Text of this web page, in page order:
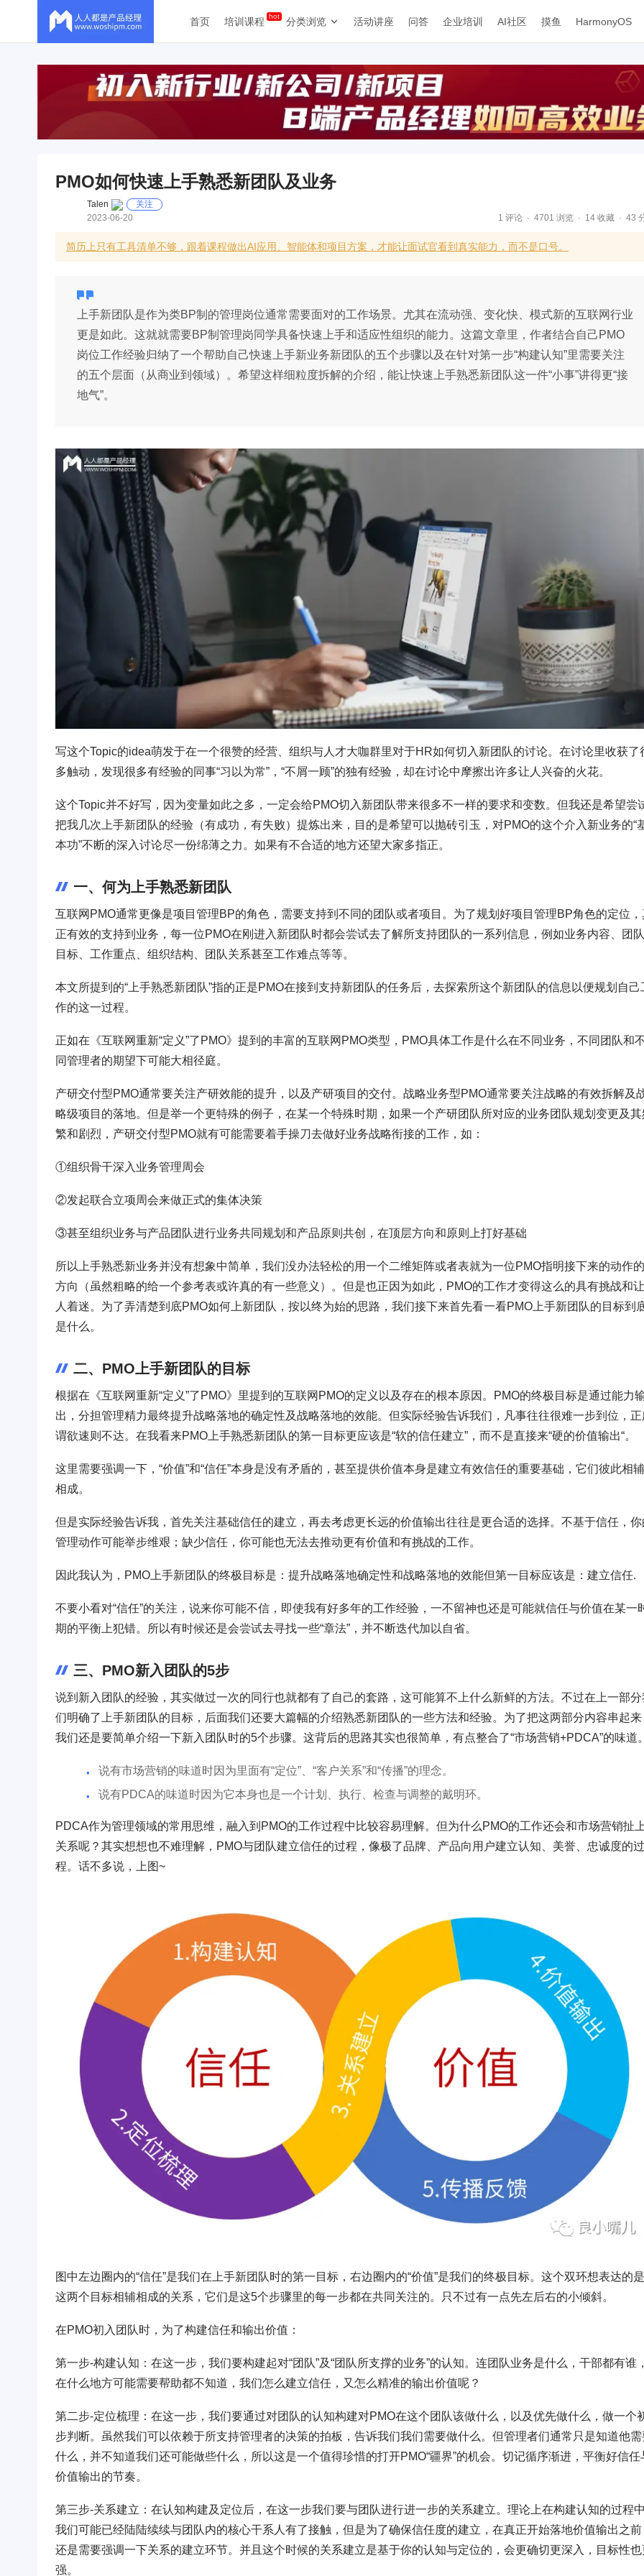
首页 培训课程 分类浏览 活动讲座 问答 企业培训 AI社区 摸鱼 HarmonyOS
PMO如何快速上手熟悉新团队及业务
Talen
关注
2023-06-20
1 评论 4701 浏览 14 收藏 43
简历上只有工具清单不够，跟着课程做出AI应用、智能体和项目方案，才能让面试官看到真实能力，而不是口号。
上手新团队是作为类BP制的管理岗位通常需要面对的工作场景。尤其在流动强、变化快、模式新的互联网行业
更是如此。这就就需要BP制管理岗同学具备快速上手和适应性组织的能力。这篇文章里，作者结合自己PMO
岗位工作经验归纳了一个帮助自己快速上手新业务新团队的五个步骤以及在针对第一步“构建认知”里需要关注
的五个层面（从商业到领域）。希望这样细粒度拆解的介绍，能让快速上手熟悉新团队这一件“小事”讲得更“接
地气”。
写这个Topic的idea萌发于在一个很赞的经营、组织与人才大咖群里对于HR如何切入新团队的讨论。在讨论里收获了
多触动，发现很多有经验的同事“习以为常”，“不屑一顾”的独有经验，却在讨论中摩擦出许多让人兴奋的火花。
这个Topic并不好写，因为变量如此之多，一定会给PMO切入新团队带来很多不一样的要求和变数。但我还是希望尝
把我几次上手新团队的经验（有成功，有失败）提炼出来，目的是希望可以抛砖引玉，对PMO的这个介入新业务的“
本功”不断的深入讨论尽一份绵薄之力。如果有不合适的地方还望大家多指正。
一、何为上手熟悉新团队
互联网PMO通常更像是项目管理BP的角色，需要支持到不同的团队或者项目。为了规划好项目管理BP角色的定位，
正有效的支持到业务，每一位PMO在刚进入新团队时都会尝试去了解所支持团队的一系列信息，例如业务内容、团队
目标、工作重点、组织结构、团队关系甚至工作难点等等。
本文所提到的“上手熟悉新团队”指的正是PMO在接到支持新团队的任务后，去探索所这个新团队的信息以便规划自己
作的这一过程。
正如在《互联网重新“定义”了PMO》提到的丰富的互联网PMO类型，PMO具体工作是什么在不同业务，不同团队和
同管理者的期望下可能大相径庭。
产研交付型PMO通常要关注产研效能的提升，以及产研项目的交付。战略业务型PMO通常要关注战略的有效拆解及
略级项目的落地。但是举一个更特殊的例子，在某一个特殊时期，如果一个产研团队所对应的业务团队规划变更及其
繁和剧烈，产研交付型PMO就有可能需要着手操刀去做好业务战略衔接的工作，如：
①组织骨干深入业务管理周会
②发起联合立项周会来做正式的集体决策
③甚至组织业务与产品团队进行业务共同规划和产品原则共创，在顶层方向和原则上打好基础
所以上手熟悉新业务并没有想象中简单，我们没办法轻松的用一个二维矩阵或者表就为一位PMO指明接下来的动作的
方向（虽然粗略的给一个参考表或许真的有一些意义）。但是也正因为如此，PMO的工作才变得这么的具有挑战和让
人着迷。为了弄清楚到底PMO如何上新团队，按以终为始的思路，我们接下来首先看一看PMO上手新团队的目标到
是什么。
二、PMO上手新团队的目标
根据在《互联网重新“定义”了PMO》里提到的互联网PMO的定义以及存在的根本原因。PMO的终极目标是通过能力
出，分担管理精力最终提升战略落地的确定性及战略落地的效能。但实际经验告诉我们，凡事往往很难一步到位，正
谓欲速则不达。在我看来PMO上手熟悉新团队的第一目标更应该是“软的信任建立”，而不是直接来“硬的价值输出“。
这里需要强调一下，“价值”和“信任”本身是没有矛盾的，甚至提供价值本身是建立有效信任的重要基础，它们彼此相辅
相成。
但是实际经验告诉我，首先关注基础信任的建立，再去考虑更长远的价值输出往往是更合适的选择。不基于信任，你
管理动作可能举步维艰；缺少信任，你可能也无法去推动更有价值和有挑战的工作。
因此我认为，PMO上手新团队的终极目标是：提升战略落地确定性和战略落地的效能但第一目标应该是：建立信任.
不要小看对“信任”的关注，说来你可能不信，即使我有好多年的工作经验，一不留神也还是可能就信任与价值在某一
期的平衡上犯错。所以有时候还是会尝试去寻找一些“章法”，并不断迭代加以自省。
三、PMO新入团队的5步
说到新入团队的经验，其实做过一次的同行也就都有了自己的套路，这可能算不上什么新鲜的方法。不过在上一部分
们明确了上手新团队的目标，后面我们还要大篇幅的介绍熟悉新团队的一些方法和经验。为了把这两部分内容串起来
我们还是要简单介绍一下新入团队时的5个步骤。这背后的思路其实也很简单，有点整合了“市场营销+PDCA”的味道。
说有市场营销的味道时因为里面有“定位”、“客户关系”和“传播”的理念。
说有PDCA的味道时因为它本身也是一个计划、执行、检查与调整的戴明环。
PDCA作为管理领域的常用思维，融入到PMO的工作过程中比较容易理解。但为什么PMO的工作还会和市场营销扯上
关系呢？其实想想也不难理解，PMO与团队建立信任的过程，像极了品牌、产品向用户建立认知、美誉、忠诚度的过
程。话不多说，上图~
图中左边圈内的“信任”是我们在上手新团队时的第一目标，右边圈内的“价值”是我们的终极目标。这个双环想表达的是
这两个目标相辅相成的关系，它们是这5个步骤里的每一步都在共同关注的。只不过有一点先左后右的小倾斜。
在PMO初入团队时，为了构建信任和输出价值：
第一步-构建认知：在这一步，我们要构建起对“团队”及“团队所支撑的业务”的认知。连团队业务是什么，干部都有谁，
在什么地方可能需要帮助都不知道，我们怎么建立信任，又怎么精准的输出价值呢？
第二步-定位梳理：在这一步，我们要通过对团队的认知构建对PMO在这个团队该做什么，以及优先做什么，做一个
步判断。虽然我们可以依赖于所支持管理者的决策的拍板，告诉我们我们需要做什么。但管理者们通常只是知道他需
什么，并不知道我们还可能做些什么，所以这是一个值得珍惜的打开PMO“疆界”的机会。切记循序渐进，平衡好信任
价值输出的节奏。
第三步-关系建立：在认知构建及定位后，在这一步我们要与团队进行进一步的关系建立。理论上在构建认知的过程中
我们可能已经陆陆续续与团队内的核心干系人有了接触，但是为了确保信任度的建立，在真正开始落地价值输出之前
还是需要强调一下关系的建立环节。并且这个时候的关系建立是基于你的认知与定位的，会更确切更深入，目标性也
强。